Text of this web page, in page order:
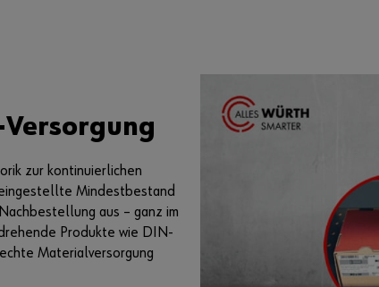
zur kontinuierlichen
Mindestbestand
aus – ganz im
Produkte wie DIN-
Materialversorgung